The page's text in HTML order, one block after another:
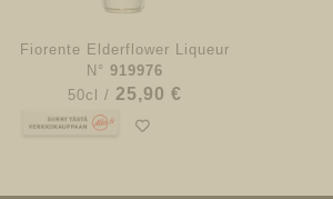
Fiorente Elderflower Liqueur
N° 919976
50cl / 25,90 €